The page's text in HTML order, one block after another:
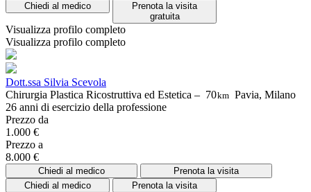
Chiedi al medico
Prenota la visita
gratuita
Visualizza profilo completo
Visualizza profilo completo
Dott.ssa Silvia Scevola
Chirurgia Plastica Ricostruttiva ed Estetica – 70km Pavia, Milano
26 anni di esercizio della professione
Prezzo da
1.000 €
Prezzo a
8.000 €
Chiedi al medico
Prenota la visita
Chiedi al medico
Prenota la visita